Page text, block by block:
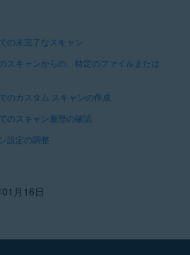
の未完了なスキャン
スキャンからの、特定のファイルまたは
のカスタム スキャンの作成
のスキャン履歴の確認
設定の調整
月16日